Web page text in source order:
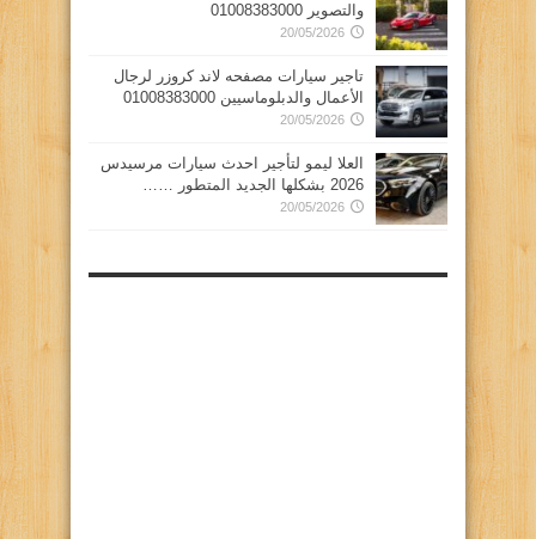
والتصوير 01008383000
20/05/2026
تاجير سيارات مصفحه لاند كروزر لرجال
الأعمال والدبلوماسيين 01008383000
20/05/2026
العلا ليمو لتأجير احدث سيارات مرسيدس
2026 بشكلها الجديد المتطور ……
20/05/2026